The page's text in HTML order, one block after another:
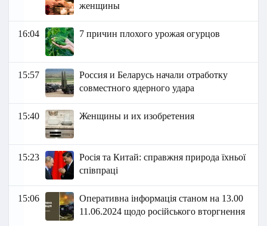
женщины
16:04 7 причин плохого урожая огурцов
15:57
Россия и Беларусь начали отработку
совместного ядерного удара
15:40 Женщины и их изобретения
15:23
Росія та Китай: справжня природа їхньої
співпраці
15:06
Оперативна інформація станом на 13.00
11.06.2024 щодо російського вторгнення